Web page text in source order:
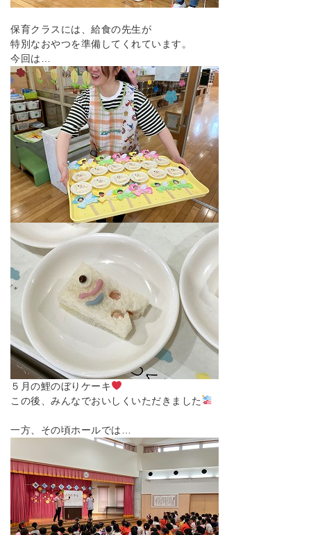
保育クラスには、給食の先生が
特別なおやつを準備してくれています。
今回は…
５月の鯉のぼりケーキ
この後、みんなでおいしくいただきました
一方、その頃ホールでは…